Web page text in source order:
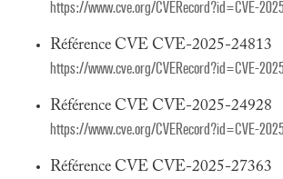
https://www.cve.org/CVERecord?id=CVE-
Référence CVE CVE-2025-24813
https://www.cve.org/CVERecord?id=CVE-
Référence CVE CVE-2025-24928
https://www.cve.org/CVERecord?id=CVE-
Référence CVE CVE-2025-27363